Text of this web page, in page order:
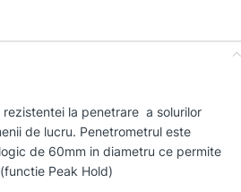
la penetrare a solurilor
de lucru. Penetrometrul este
de 60mm in diametru ce permite
Peak Hold)